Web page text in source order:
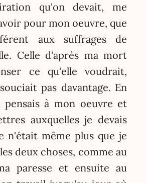
qu'on devait, me
pour mon oeuvre, que
aux suffrages de
Celle d'après ma mort
ce qu'elle voudrait,
pas davantage. En
à mon oeuvre et
auxquelles je devais
n'était même plus que je
deux choses, comme au
paresse et ensuite au